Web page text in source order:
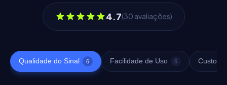
4.7(30 avaliações)
Qualidade do Sinal 6 Facilidade de Uso 6 Custo-